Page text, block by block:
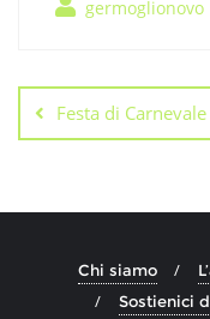
germoglionovo
articoli
Festa di Carnevale
Chi siamo
Sostienici